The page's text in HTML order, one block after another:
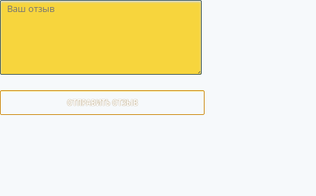
ОТПРАВИТЬ ОТЗЫВ